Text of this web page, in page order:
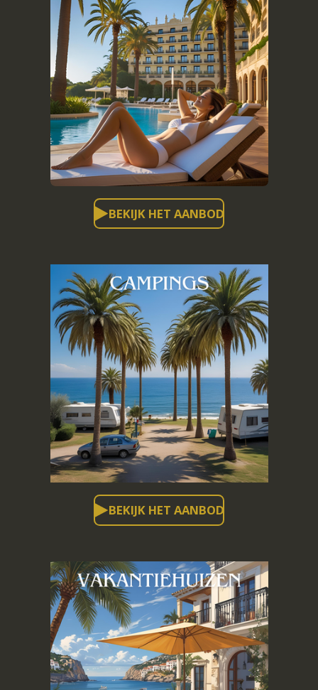
BEKIJK HET AANBOD
BEKIJK HET AANBOD